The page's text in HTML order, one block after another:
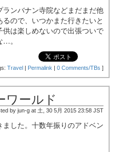
ンバナン寺院などまだまだ他
ので、いつかまた行きたいと
は楽しめないので出張ついで
。
Travel | Permalink | 0 Comments/TBs ]
ワールド
by jun-g at 土, 30 5月 2015 23:58 JST
した。十数年振りのアドベン